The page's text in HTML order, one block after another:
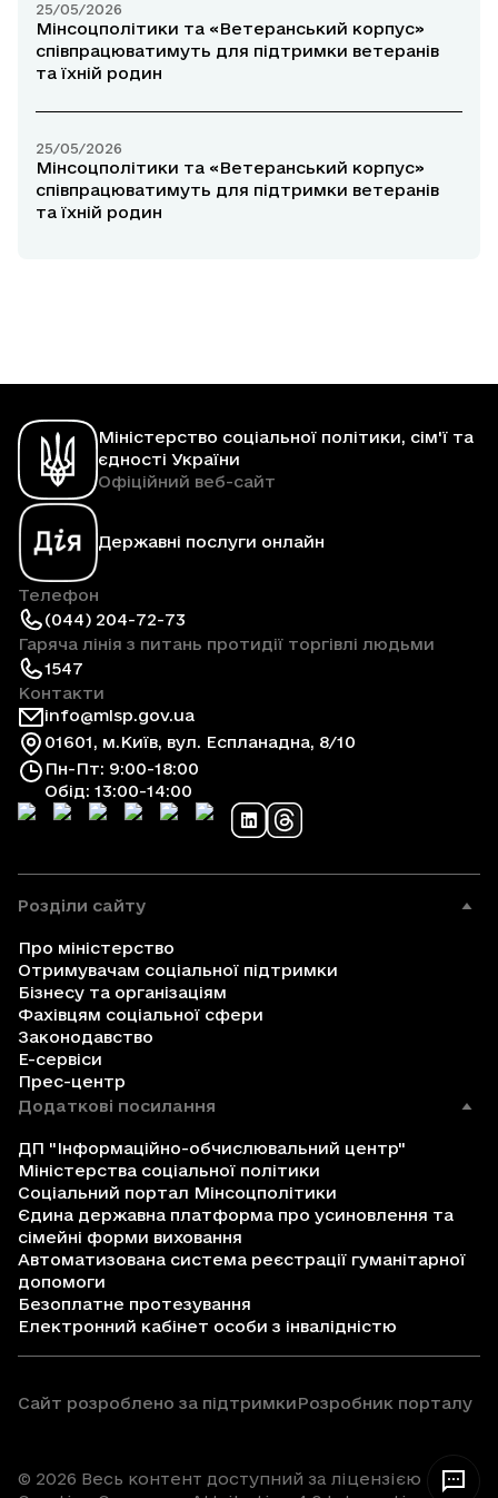
25/05/2026
Мінсоцполітики та «Ветеранський корпус»
співпрацюватимуть для підтримки ветеранів
та їхній родин
25/05/2026
Мінсоцполітики та «Ветеранський корпус»
співпрацюватимуть для підтримки ветеранів
та їхній родин
Міністерство соціальної політики, сім'ї та
єдності України
Офіційний веб-сайт
Державні послуги онлайн
Телефон
(044) 204-72-73
Гаряча лінія з питань протидії торгівлі людьми
1547
Контакти
info@mlsp.gov.ua
01601, м.Київ, вул. Еспланадна, 8/10
Пн-Пт: 9:00-18:00
Обід: 13:00-14:00
Розділи сайту
Про міністерство
Отримувачам соціальної підтримки
Бізнесу та організаціям
Фахівцям соціальної сфери
Законодавство
Е-сервіси
Прес-центр
Додаткові посилання
ДП "Інформаційно-обчислювальний центр"
Міністерства соціальної політики
Соціальний портал Мінсоцполітики
Єдина державна платформа про усиновлення та
сімейні форми виховання
Автоматизована система реєстрації гуманітарної
допомоги
Безоплатне протезування
Електронний кабінет особи з інвалідністю
Сайт розроблено за підтримкиРозробник порталу
© 2026 Весь контент доступний за ліцензією